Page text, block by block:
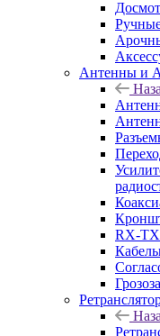
Антенны и
RX-TX